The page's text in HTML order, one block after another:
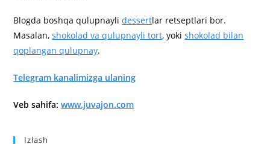
Blogda boshqa qulupnaylidessertlar retseptlari bor.
Masalan,shokolad va qulupnayli tort, yokishokolad bilan
qoplangan qulupnay.
Telegram kanalimizga ulaning
Veb sahifa:www.juvajon.com
Izlash